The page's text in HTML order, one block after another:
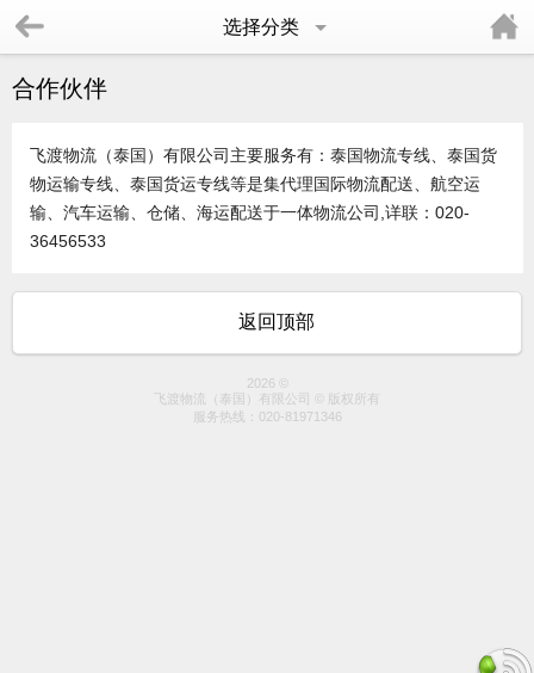
选择分类
合作伙伴
飞渡物流（泰国）有限公司主要服务有：泰国物流专线、泰国货
物运输专线、泰国货运专线等是集代理国际物流配送、航空运
输、汽车运输、仓储、海运配送于一体物流公司,详联：020-
36456533
返回顶部
2026 ©
飞渡物流（泰国）有限公司 © 版权所有
服务热线： 020-81971346